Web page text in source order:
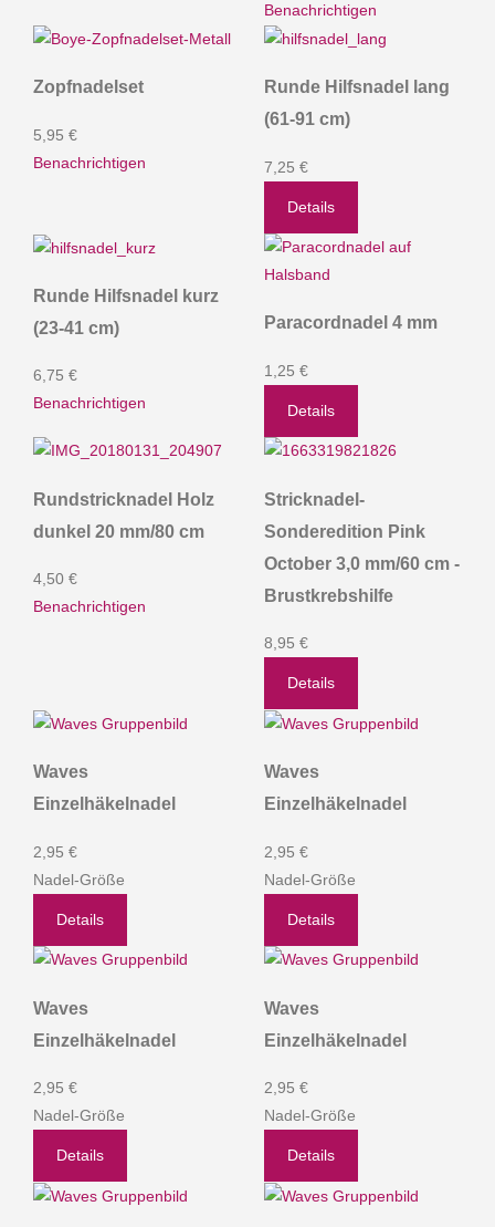
Benachrichtigen
Zopfnadelset
5,95 €
Benachrichtigen
Runde Hilfsnadel lang
(61-91 cm)
7,25 €
Details
Runde Hilfsnadel kurz
(23-41 cm)
6,75 €
Benachrichtigen
Paracordnadel 4 mm
1,25 €
Details
Rundstricknadel Holz
dunkel 20 mm/80 cm
4,50 €
Benachrichtigen
Stricknadel-
Sonderedition Pink
October 3,0 mm/60 cm -
Brustkrebshilfe
8,95 €
Details
Waves
Einzelhäkelnadel
2,95 €
Nadel-Größe
Details
Waves
Einzelhäkelnadel
2,95 €
Nadel-Größe
Details
Waves
Einzelhäkelnadel
2,95 €
Nadel-Größe
Details
Waves
Einzelhäkelnadel
2,95 €
Nadel-Größe
Details